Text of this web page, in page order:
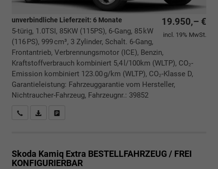
19.950,– €
incl. 19% MwSt.
unverbindliche Lieferzeit: 6 Monate
5-türig, 1.0TSI, 85KW (115PS), 6-Gang, 85 kW
(116 PS), 999 cm³, 3 Zylinder, Schalt. 6-Gang,
Frontantrieb, Verbrennungsmotor (ICE), Benzin,
Kraftstoffverbrauch kombiniert 5,4 l/100km (WLTP), CO₂-
Emission kombiniert 123.00 g/km (WLTP), CO₂-Klasse D,
Garantieleistung: Fahrzeuggarantie vom Hersteller,
Nichtraucher-Fahrzeug, Fahrzeugnr.: 39852
Rückrufbitte absenden
PDF-Datei, Fahrzeugexposé drucken
Skoda Kamiq Extra BESTELLFAHRZEUG / FREI
KONFIGURIERBAR